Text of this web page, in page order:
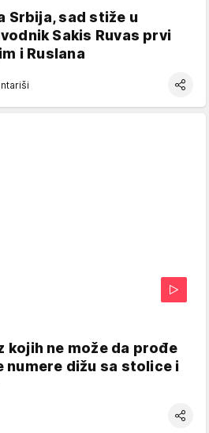
Srbija, sad stiže u
Sakis Ruvas prvi
i Ruslana
kojih ne može da prođe
numere dižu sa stolice i